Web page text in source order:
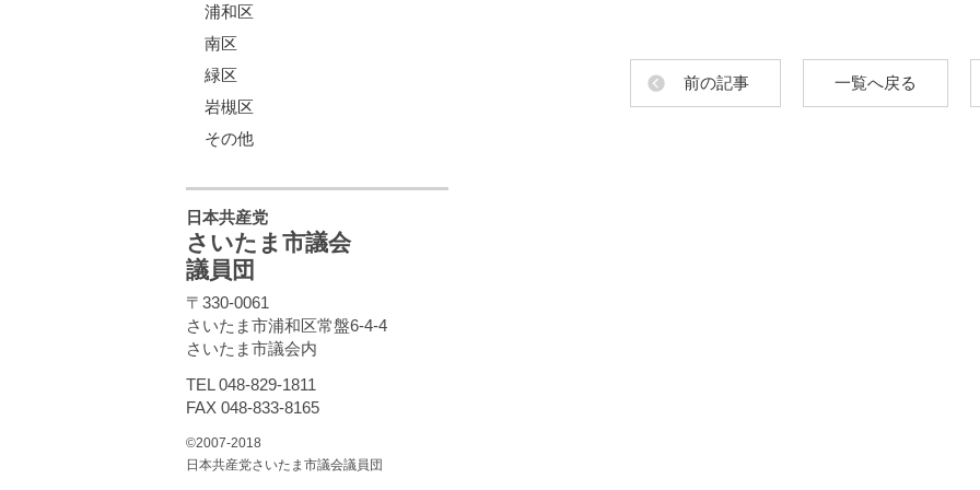
前の記事 一覧へ戻る
浦和区
南区
緑区
岩槻区
その他
日本共産党
さいたま市議会
議員団
〒330-0061
さいたま市浦和区常盤6-4-4
さいたま市議会内
TEL 048-829-1811
FAX 048-833-8165
©2007-2018
日本共産党さいたま市議会議員団